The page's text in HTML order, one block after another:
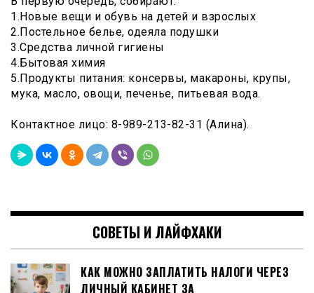
1.Новые вещи и обувь на детей и взрослых
2.Постельное белье, одеяла подушки
3.Средства личной гигиены
4.Бытовая химия
5.Продукты питания: консервы, макароны, крупы,
мука, масло, овощи, печенье, питьевая вода.
Контактное лицо: 8-989-213-82-31 (Алина).
СОВЕТЫ И ЛАЙФХАКИ
КАК МОЖНО ЗАПЛАТИТЬ НАЛОГИ ЧЕРЕЗ
ЛИЧНЫЙ КАБИНЕТ ЗА